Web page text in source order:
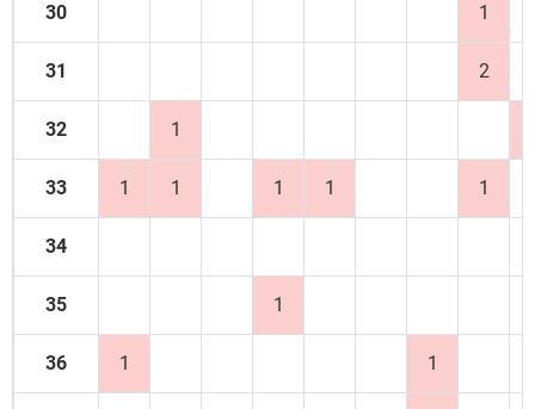
30 1
31 2
32 1
33 1 1 1 1 1
34
35 1
36 1 1